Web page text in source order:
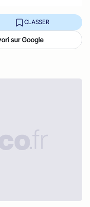
CLASSER
sur Google